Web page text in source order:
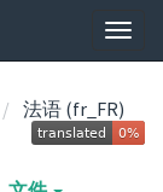
展
开/
起
导
法语 (fr_FR)